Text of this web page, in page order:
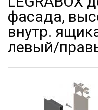
фасада,
внутр.
левый/